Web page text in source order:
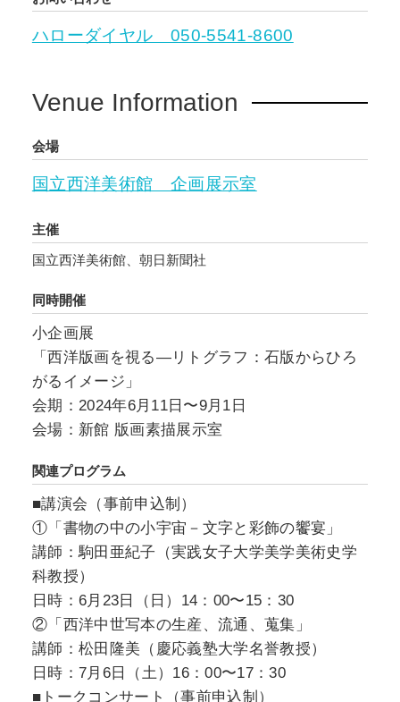
ハローダイヤル 050-5541-8600
Venue Information
会場
国立西洋美術館 企画展示室
主催
国立西洋美術館、朝日新聞社
同時開催
小企画展
「西洋版画を視る―リトグラフ：石版からひろ
がるイメージ」
会期：2024年6月11日〜9月1日
会場：新館 版画素描展示室
関連プログラム
■講演会（事前申込制）
①「書物の中の小宇宙－文字と彩飾の饗宴」
講師：駒田亜紀子（実践女子大学美学美術史学
科教授）
日時：6月23日（日）14：00〜15：30
②「西洋中世写本の生産、流通、蒐集」
講師：松田隆美（慶応義塾大学名誉教授）
日時：7月6日（土）16：00〜17：30
■トークコンサート（事前申込制）